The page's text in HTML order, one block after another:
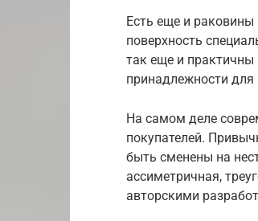
Есть еще и раковины
поверхность
так еще и
принадлежности для
На самом деле
покупателей.
быть сменены на
ассиметричная,
авторскими